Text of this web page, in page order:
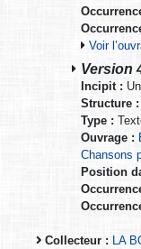
Voir
Version
Incipit :
Structure :
Type :
Ouvrage :
Chansons
Position
Collecteur :
LA